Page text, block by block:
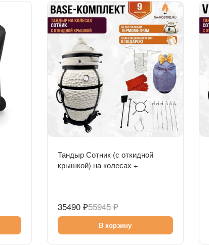
Тандыр Сотник (с откидной
крышкой) на колесах +
35490 ₽55945 ₽
В корзину